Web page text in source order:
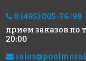
8603 руб./м²
Golden Effect
8 (495) 005-76-98
прием заказов по
20:00